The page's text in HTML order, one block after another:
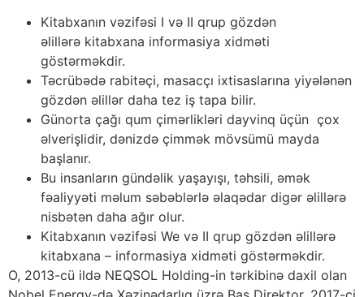
Kitabxanın vəzifəsi I və II qrup gözdən
əlillərə kitabxana informasiya xidməti
göstərməkdir.
Təcrübədə rabitəçi, masacçı ixtisaslarına yiyələnən
gözdən əlillər daha tez iş tapa bilir.
Günorta çağı qum çimərlikləri dayvinq üçün çox
əlverişlidir, dənizdə çimmək mövsümü mayda
başlanır.
Bu insanların gündəlik yaşayışı, təhsili, əmək
fəaliyyəti məlum səbəblərlə əlaqədar digər əlillərə
nisbətən daha ağır olur.
Kitabxanın vəzifəsi We və II qrup gözdən əlillərə
kitabxana – informasiya xidməti göstərməkdir.
O, 2013-cü ildə NEQSOL Holding-in tərkibinə daxil olan